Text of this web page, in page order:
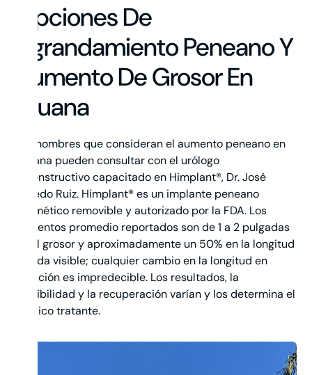
Opciones De
Agrandamiento Peneano Y
Aumento De Grosor En
Tijuana
Los hombres que consideran el aumento peneano en
Tijuana pueden consultar con el urólogo
reconstructivo capacitado en Himplant®, Dr. José
Alfredo Ruiz. Himplant® es un implante peneano
cosmético removible y autorizado por la FDA. Los
aumentos promedio reportados son de 1 a 2 pulgadas
en el grosor y aproximadamente un 50% en la longitud
flácida visible; cualquier cambio en la longitud en
erección es impredecible. Los resultados, la
elegibilidad y la recuperación varían y los determina el
médico tratante.